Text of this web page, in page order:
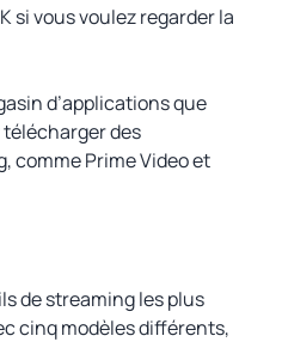
si vous voulez regarder la
d’applications que
des
comme Prime Video et
de streaming les plus
cinq modèles différents,